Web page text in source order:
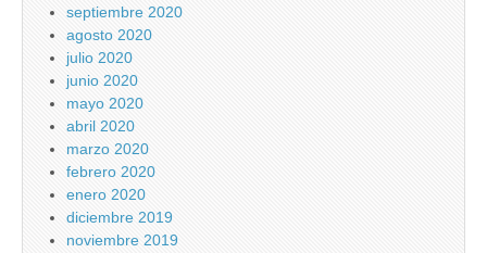
septiembre 2020
agosto 2020
julio 2020
junio 2020
mayo 2020
abril 2020
marzo 2020
febrero 2020
enero 2020
diciembre 2019
noviembre 2019